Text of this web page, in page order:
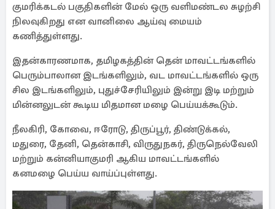
குமரிக்கடல் பகுதிகளின் மேல் ஒரு வளிமண்டல சுழற்சி
நிலவுகிறது என வானிலை ஆய்வு மையம்
கணித்துள்ளது.
இதன்காரணமாக, தமிழகத்தின் தென் மாவட்டங்களில்
பெரும்பாலான இடங்களிலும், வட மாவட்டங்களில் ஒரு
சில இடங்களிலும், புதுச்சேரியிலும் இன்று இடி மற்றும்
மின்னலுடன் கூடிய மிதமான மழை பெய்யக்கூடும்.
நீலகிரி, கோவை, ஈரோடு, திருப்பூர், திண்டுக்கல்,
மதுரை, தேனி, தென்காசி, விருதுநகர், திருநெல்வேலி
மற்றும் கன்னியாகுமரி ஆகிய மாவட்டங்களில்
கனமழை பெய்ய வாய்ப்புள்ளது.